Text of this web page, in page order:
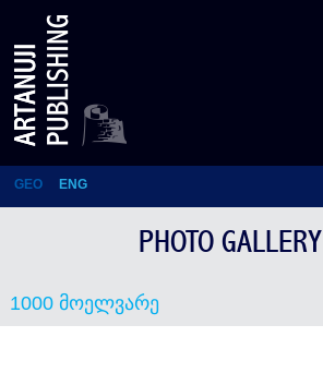
1000 მოელვარე
GEO ENG
PHOTO GALLERY
1000 მოელვარე